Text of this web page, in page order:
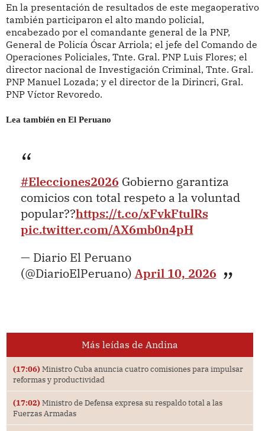
En la presentación de resultados de este megaoperativo
también participaron el alto mando policial,
encabezado por el comandante general de la PNP,
General de Policía Óscar Arriola; el jefe del Comando de
Operaciones Policiales, Tnte. Gral. PNP Luis Flores; el
director nacional de Investigación Criminal, Tnte. Gral.
PNP Manuel Lozada; y el director de la Dirincri, Gral.
PNP Víctor Revoredo.
Lea también en El Peruano
#Elecciones2026 Gobierno garantiza
comicios con total respeto a la voluntad
popular??https://t.co/xFvkFtulRs
pic.twitter.com/AX6mb0n4pH
— Diario El Peruano
(@DiarioElPeruano) April 10, 2026
Más leídas de Andina
(17:06) Ministro Cuba anuncia cuatro comisiones para impulsar
reformas y productividad
(17:02) Ministro de Defensa expresa su respaldo total a las
Fuerzas Armadas